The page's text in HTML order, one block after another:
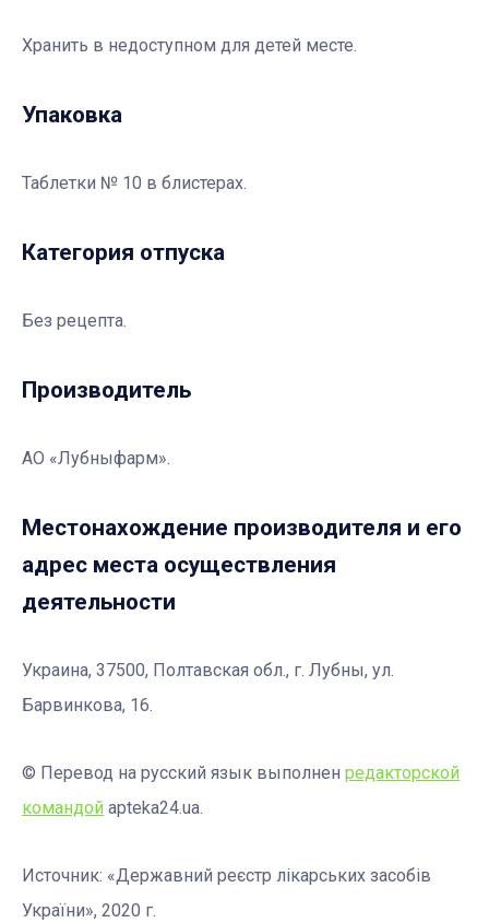
Хранить в недоступном для детей месте.
Упаковка
Таблетки № 10 в блистерах.
Категория отпуска
Без рецепта.
Производитель
АО «Лубныфарм».
Местонахождение производителя и его
адрес места осуществления
деятельности
Украина, 37500, Полтавская обл., г. Лубны, ул.
Барвинкова, 16.
© Перевод на русский язык выполнен редакторской
командой apteka24.ua.
Источник: «Державний реєстр лікарських засобів
України», 2020 г.